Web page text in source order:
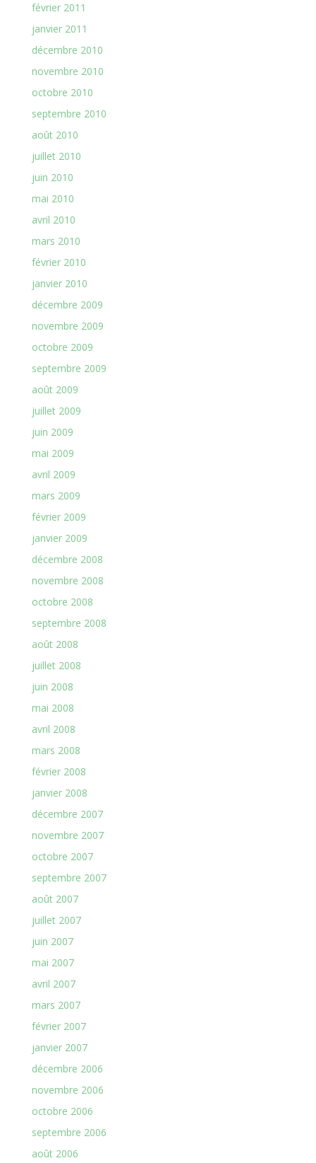
février 2011
janvier 2011
décembre 2010
novembre 2010
octobre 2010
septembre 2010
août 2010
juillet 2010
juin 2010
mai 2010
avril 2010
mars 2010
février 2010
janvier 2010
décembre 2009
novembre 2009
octobre 2009
septembre 2009
août 2009
juillet 2009
juin 2009
mai 2009
avril 2009
mars 2009
février 2009
janvier 2009
décembre 2008
novembre 2008
octobre 2008
septembre 2008
août 2008
juillet 2008
juin 2008
mai 2008
avril 2008
mars 2008
février 2008
janvier 2008
décembre 2007
novembre 2007
octobre 2007
septembre 2007
août 2007
juillet 2007
juin 2007
mai 2007
avril 2007
mars 2007
février 2007
janvier 2007
décembre 2006
novembre 2006
octobre 2006
septembre 2006
août 2006